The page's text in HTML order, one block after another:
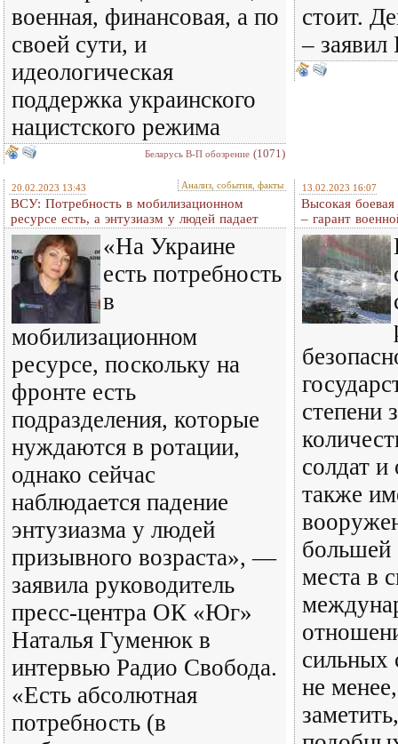
военная, финансовая, а по
своей сути, и
идеологическая
поддержка украинского
нацистского режима
Беларусь В-П обозрение (1071)
стоит.
– заявил
20.02.2023 13:43 Анализ, события, факты
ВСУ: Потребность в мобилизационном
ресурсе есть, а энтузиазм у людей падает
«На Украине
есть потребность
в
мобилизационном
ресурсе, поскольку на
фронте есть
подразделения, которые
нуждаются в ротации,
однако сейчас
наблюдается падение
энтузиазма у людей
призывного возраста», —
заявила руководитель
пресс-центра ОК «Юг»
Наталья Гуменюк в
интервью Радио Свобода.
«Есть абсолютная
потребность (в
13.02.2023 16:07
Высокая
– гарант
степени
солдат
также
большей
места в
сильных
не